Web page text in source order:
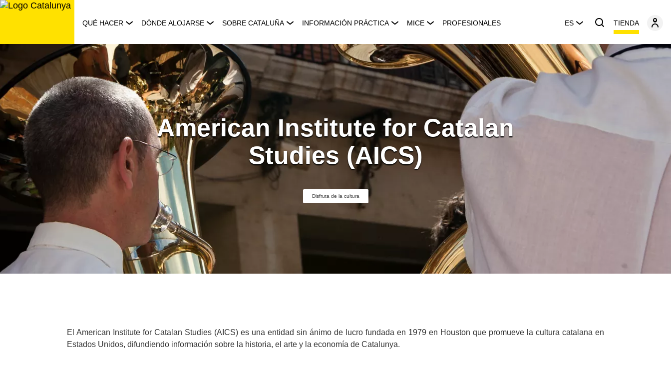
Saltar
QUÉ HACER DÓNDE ALOJARSE SOBRE CATALUÑA INFORMACIÓN PRÁCTICA MICE PROFESIONALES ES TIENDA
American Institute for Catalan
Studies (AICS)
Disfruta de la cultura
El American Institute for Catalan Studies (AICS) es una entidad sin ánimo de lucro fundada en 1979 en Houston que promueve la cultura catalana en
Estados Unidos, difundiendo información sobre la historia, el arte y la economía de Catalunya.